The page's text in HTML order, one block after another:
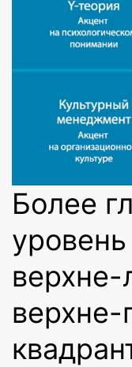
Более
верхне-
верхне-